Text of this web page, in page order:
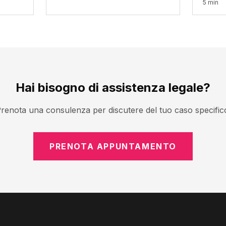
5 min
Hai bisogno di assistenza legale?
una consulenza per discutere del tuo caso
PRENOTA APPUNTAMENTO